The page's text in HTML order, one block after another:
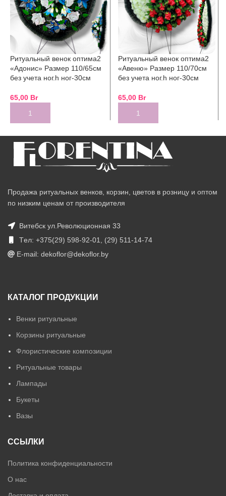
Ритуальный венок оптима2
«Адонис» Размер 110/65см
без учета ног.h ног-30см
65,00 Br
Ритуальный венок оптима2
«Авеню» Размер 110/70см
без учета ног.h ног-30см
65,00 Br
Продажа ритуальных венков, корзин, цветов в розницу и оптом
по низким ценам от производителя
Витебск ул.Революционная 33
Tел: +375(29) 598-92-01, (29) 511-14-74
E-mail: dekoflor@dekoflor.by
КАТАЛОГ ПРОДУКЦИИ
Венки ритуальные
Корзины ритуальные
Флористические композиции
Ритуальные товары
Лампады
Букеты
Вазы
ССЫЛКИ
Политика конфиденциальности
О нас